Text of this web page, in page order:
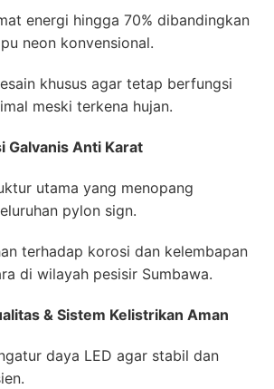
energi hingga 70% dibandingkan
neon konvensional.
khusus agar tetap berfungsi
meski terkena hujan.
Galvanis Anti Karat
utama yang menopang
pylon sign.
terhadap korosi dan kelembapan
di wilayah pesisir Sumbawa.
& Sistem Kelistrikan Aman
daya LED agar stabil dan